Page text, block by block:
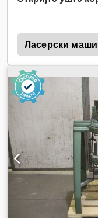
Ласерски